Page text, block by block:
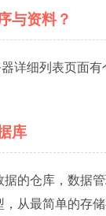
与资料？
详细列表页面
库
的仓库，数据
从最简单的存